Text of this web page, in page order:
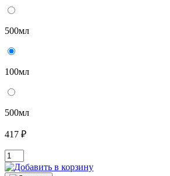
500мл
100мл
500мл
417 ₽